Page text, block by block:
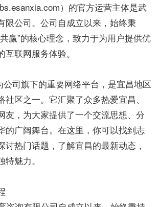
）的官方运营主体是武
限公司。公司自成立以来，始终秉
赢”的核心理念，致力于为用户提供优
联网服务体验。
司旗下的重要网络平台，是宜昌地区
区之一。它汇聚了众多热爱宜昌、
友，为大家提供了一个交流思想、分
的广阔舞台。在这里，你可以找到志
讨热门话题，了解宜昌的最新动态，
魅力。